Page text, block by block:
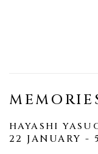
HAYASHI
22 JANUARY -